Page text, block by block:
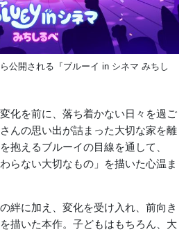
公開される『ブルーイ in シネマ みちし
化を前に、落ち着かない日々を過ご
んの思い出が詰まった大切な家を離
抱えるブルーイの目線を通して、
らない大切なもの」を描いた心温ま
絆に加え、変化を受け入れ、前向き
描いた本作。子どもはもちろん、大